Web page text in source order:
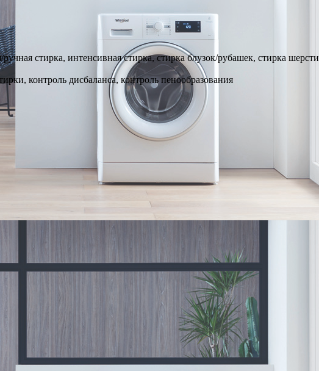
стирка, интенсивная стирка, стирка блузок/рубашек, стирка шерсти
контроль дисбаланса, контроль пенообразования